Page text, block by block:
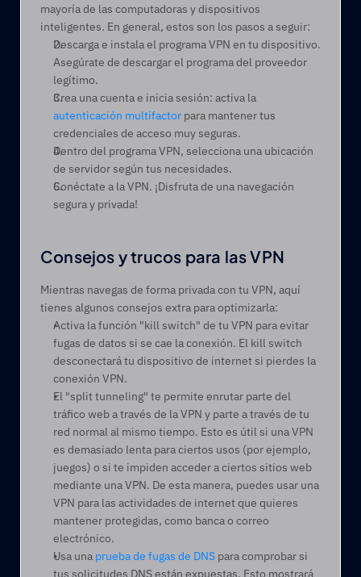
mayoría de las computadoras y dispositivos
inteligentes. En general, estos son los pasos a seguir:
Descarga e instala el programa VPN en tu dispositivo.
Asegúrate de descargar el programa del proveedor
legítimo.
autenticación multifactor para mantener tus
credenciales de acceso muy seguras.
Dentro del programa VPN, selecciona una ubicación
de servidor según tus necesidades.
Conéctate a la VPN. ¡Disfruta de una navegación
segura y privada!
Consejos y trucos para las VPN
Mientras navegas de forma privada con tu VPN, aquí
tienes algunos consejos extra para optimizarla:
Activa la función "kill switch" de tu VPN para evitar
fugas de datos si se cae la conexión. El kill switch
desconectará tu dispositivo de internet si pierdes la
conexión VPN.
El "split tunneling" te permite enrutar parte del
tráfico web a través de la VPN y parte a través de tu
red normal al mismo tiempo. Esto es útil si una VPN
es demasiado lenta para ciertos usos (por ejemplo,
juegos) o si te impiden acceder a ciertos sitios web
mediante una VPN. De esta manera, puedes usar una
VPN para las actividades de internet que quieres
mantener protegidas, como banca o correo
electrónico.
Usa una prueba de fugas de DNS para comprobar si
tus solicitudes DNS están expuestas. Esto mostrará